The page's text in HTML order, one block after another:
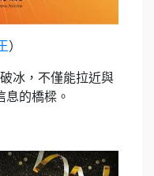
）
冰，不僅能拉近與
息的橋樑。